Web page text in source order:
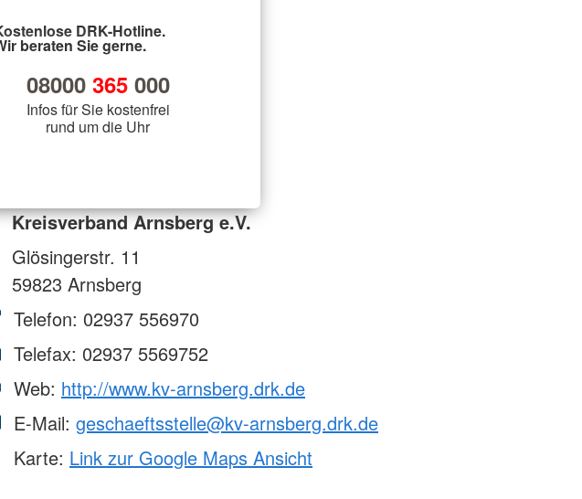
DRK-Hotline.
beraten Sie gerne.
08000 365000
Infos für Sie kostenfrei
rund um die Uhr
Kreisverband Arnsberg e.V.
Glösingerstr. 11
59823 Arnsberg
Telefon: 02937 556970
Telefax: 02937 5569752
Web: http://www.kv-arnsberg.drk.de
E-Mail: geschaeftsstelle@kv-arnsberg.drk.de
Karte: Link zur Google Maps Ansicht